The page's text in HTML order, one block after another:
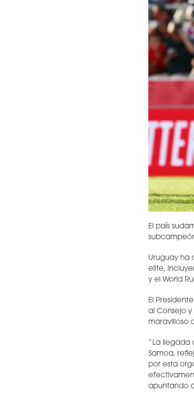
El país
Uruguay ha
elite,
y el World
El
al Consejo
maravilloso
“La llegada
Samoa,
por esta
apuntando